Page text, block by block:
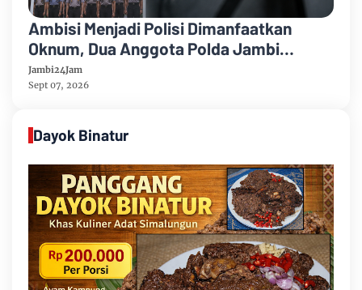
Ambisi Menjadi Polisi Dimanfaatkan
Oknum, Dua Anggota Polda Jambi
Diduga Tipu Calon Bintara dengan Janji
Kelulusan
Jambi24Jam
Sept 07, 2026
Dayok Binatur